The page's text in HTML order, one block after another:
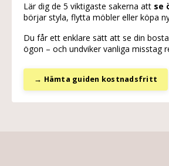
Lär dig de 5 viktigaste sakerna att se
börjar styla, flytta möbler eller köpa
Du får ett enklare sätt att se din
ögon – och undviker vanliga misstag
→ Hämta guiden kostnadsfritt